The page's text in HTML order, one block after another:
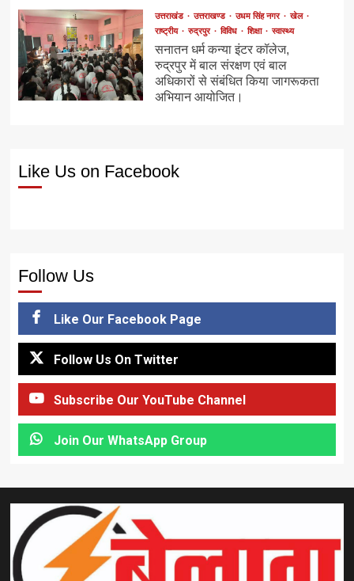
उत्तराखंड उत्तराखण्ड उधम सिंह नगर
खेल
राष्ट्रीय
रुद्रपुर विविध शिक्षा स्वास्थ्य
सनातन धर्म कन्या इंटर कॉलेज,
रुद्रपुर में बाल संरक्षण एवं बाल
अधिकारों से संबंधित किया जागरूकता
अभियान आयोजित।
Like Us on Facebook
Follow Us
Like Our Facebook Page
Follow Us On Twitter
Subscribe Our YouTube Channel
Join Our WhatsApp Group